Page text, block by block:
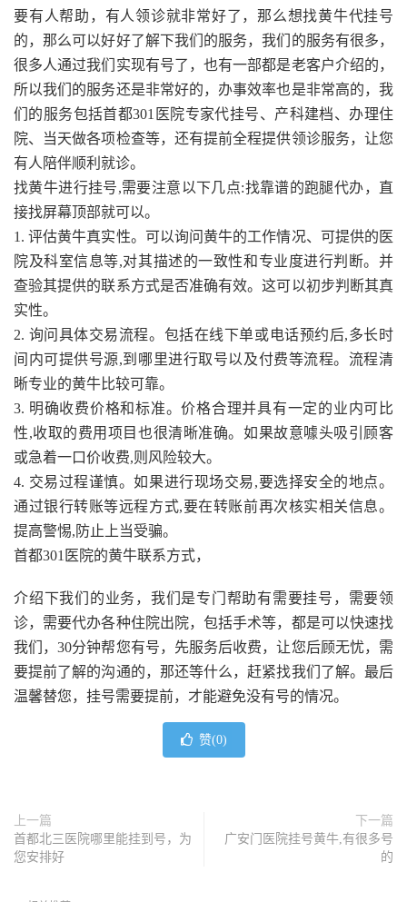
要有人帮助，有人领诊就非常好了，那么想找黄牛代挂号
的，那么可以好好了解下我们的服务，我们的服务有很多，
很多人通过我们实现有号了，也有一部都是老客户介绍的，
所以我们的服务还是非常好的，办事效率也是非常高的，我
们的服务包括首都301医院专家代挂号、产科建档、办理住
院、当天做各项检查等，还有提前全程提供领诊服务，让您
有人陪伴顺利就诊。
找黄牛进行挂号,需要注意以下几点:找靠谱的跑腿代办，直
接找屏幕顶部就可以。
1. 评估黄牛真实性。可以询问黄牛的工作情况、可提供的医
院及科室信息等,对其描述的一致性和专业度进行判断。并
查验其提供的联系方式是否准确有效。这可以初步判断其真
实性。
2. 询问具体交易流程。包括在线下单或电话预约后,多长时
间内可提供号源,到哪里进行取号以及付费等流程。流程清
晰专业的黄牛比较可靠。
3. 明确收费价格和标准。价格合理并具有一定的业内可比
性,收取的费用项目也很清晰准确。如果故意噱头吸引顾客
或急着一口价收费,则风险较大。
4. 交易过程谨慎。如果进行现场交易,要选择安全的地点。
通过银行转账等远程方式,要在转账前再次核实相关信息。
提高警惕,防止上当受骗。
首都301医院的黄牛联系方式，
介绍下我们的业务，我们是专门帮助有需要挂号，需要领
诊，需要代办各种住院出院，包括手术等，都是可以快速找
我们，30分钟帮您有号，先服务后收费，让您后顾无忧，需
要提前了解的沟通的，那还等什么，赶紧找我们了解。最后
温馨替您，挂号需要提前，才能避免没有号的情况。
赞(0)
上一篇
首都北三医院哪里能挂到号，为
您安排好
下一篇
广安门医院挂号黄牛,有很多号
的